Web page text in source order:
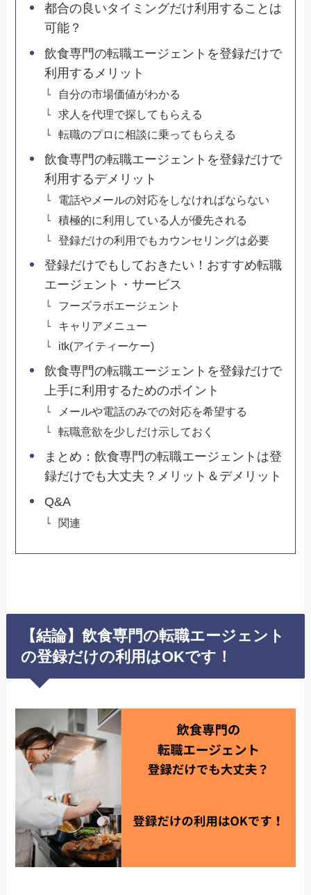
都合の良いタイミングだけ利用することは
可能？
飲食専門の転職エージェントを登録だけで
利用するメリット
自分の市場価値がわかる
求人を代理で探してもらえる
転職のプロに相談に乗ってもらえる
飲食専門の転職エージェントを登録だけで
利用するデメリット
電話やメールの対応をしなければならない
積極的に利用している人が優先される
登録だけの利用でもカウンセリングは必要
登録だけでもしておきたい！おすすめ転職
エージェント・サービス
フーズラボエージェント
キャリアメニュー
itk(アイティーケー)
飲食専門の転職エージェントを登録だけで
上手に利用するためのポイント
メールや電話のみでの対応を希望する
転職意欲を少しだけ示しておく
まとめ：飲食専門の転職エージェントは登
録だけでも大丈夫？メリット＆デメリット
Q&A
関連
【結論】飲食専門の転職エージェント
の登録だけの利用はOKです！